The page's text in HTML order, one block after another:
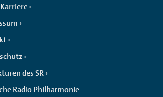
des SR
Radio Philharmonie